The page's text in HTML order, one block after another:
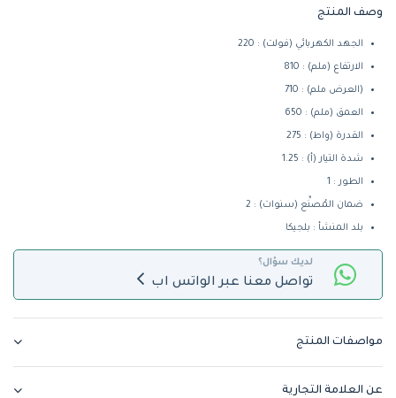
وصف المنتج
الجهد الكهربائي (فولت) : 220
الارتفاع (ملم) : 810
(العرض ملم) : 710
العمق (ملم) : 650
القدرة (واط) : 275
شدة التيار (أ) : 1.25
الطور : 1
ضمان المُصنِّع (سنوات) : 2
بلد المنشأ : بلجيكا
لديك سؤال؟
تواصل معنا عبر الواتس اب
مواصفات المنتج
عن العلامة التجارية